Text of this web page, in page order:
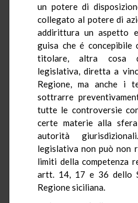
un potere di
collegato al potere di
addirittura un aspetto
guisa che é concepibile
titolare, altra cosa
legislativa, diretta a
Regione, ma anche i
sottrarre
tutte le controversie
certe materie alla
autorità
legislativa non può non
limiti della competenza
artt. 14, 17 e 36 dello
Regione siciliana.